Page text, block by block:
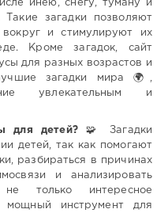
инею, снегу, туману и
загадки позволяют
и стимулируют их
Кроме загадок, сайт
для разных возрастов и
загадки мира 🌍,
увлекательным и
для детей?🧩 Загадки
детей, так как помогают
разбираться в причинах
и анализировать
только интересное
мощный инструмент для